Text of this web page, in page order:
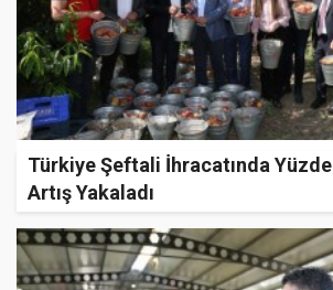
Türkiye Şeftali İhracatında
Artış Yakaladı